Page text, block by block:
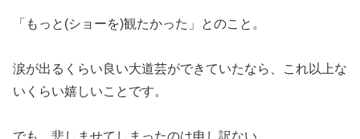
「もっと(ショーを)観たかった」とのこと。
涙が出るくらい良い大道芸ができていたなら、これ以上な
いくらい嬉しいことです。
でも、悲しませてしまったのは申し訳ない。